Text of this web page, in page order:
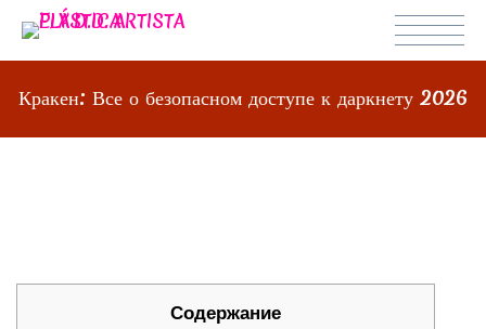
Кракен: Все о безопасном доступе к даркнету 2026
Содержание